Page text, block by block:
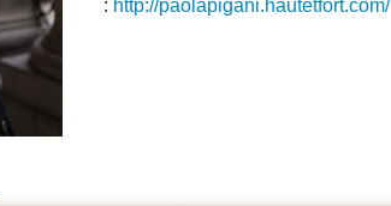
: http://paolapigani.hautetfort.com/